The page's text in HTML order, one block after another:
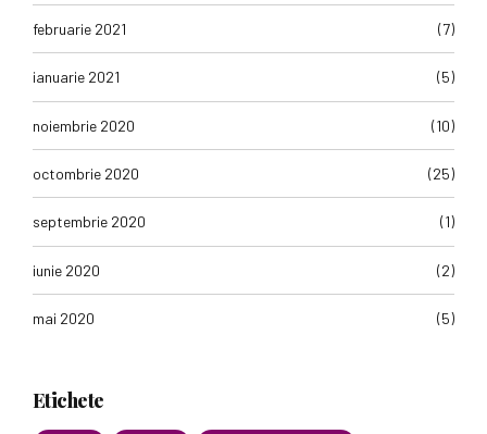
februarie 2021 (7)
ianuarie 2021 (5)
noiembrie 2020 (10)
octombrie 2020 (25)
septembrie 2020 (1)
iunie 2020 (2)
mai 2020 (5)
Etichete